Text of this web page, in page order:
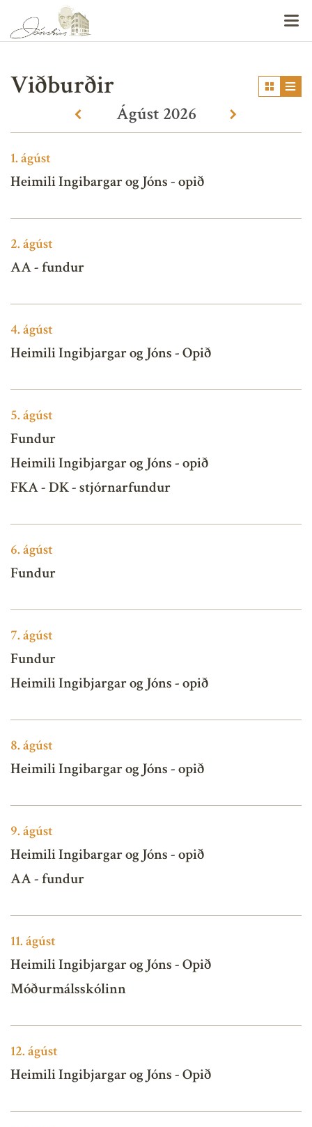
Viðburðir
Ágúst 2026
« »
1.ágúst
Heimili Ingibargar og Jóns - opið
2.ágúst
AA - fundur
4.ágúst
Heimili Ingibjargar og Jóns - Opið
5.ágúst
Fundur
Heimili Ingibjargar og Jóns - opið
FKA - DK - stjórnarfundur
6.ágúst
Fundur
7.ágúst
Fundur
Heimili Ingibjargar og Jóns - opið
8.ágúst
Heimili Ingibargar og Jóns - opið
9.ágúst
Heimili Ingibargar og Jóns - opið
AA - fundur
11.ágúst
Heimili Ingibjargar og Jóns - Opið
Móðurmálsskólinn
12.ágúst
Heimili Ingibjargar og Jóns - Opið